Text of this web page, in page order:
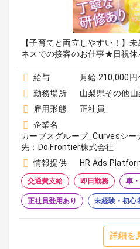
【子育てと両立しやすい！】
ネスでの接客のお仕事★日祝休
給与
月給 210,000円
勤務場所
山梨県その他山
雇用形態
正社員
企業名
カーブスグループ_Curvesシ
先：Do Frontier株式会社
情報提供
HR Ads
交通費支給 即日勤務 車
正社員登用あり 未経験・初心
詳細を